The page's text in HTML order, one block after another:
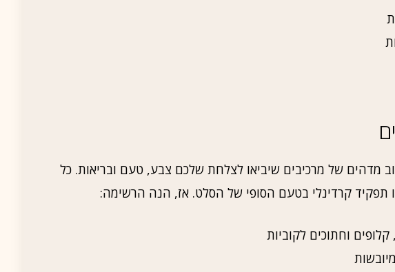
מדהים של מרכיבים שיביאו לצלחת שלכם צבע, טעם ובריאות. כל
תפקיד קרדינלי בטעם הסופי של הסלט. אז, הנה הרשימה: